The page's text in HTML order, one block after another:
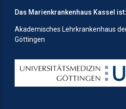
Das Marienkrankenhaus Kassel ist:
Akademisches Lehrkrankenhaus
Göttingen